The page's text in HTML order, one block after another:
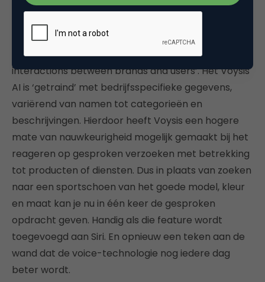
overname van het Ierse bedrijf Voysis door Apple.
Zo op het eerste oog niet zo spectaculair, maar het
geeft wel weer een belangrijk signaal af.
gespecialiseerd in ‘rich natural language
interactions between brands and users’. Het Voysis
AI is ‘getraind’ met bedrijfsspecifieke gegevens,
variërend van namen tot categorieën en
beschrijvingen. Hierdoor heeft Voysis een hogere
mate van nauwkeurigheid mogelijk gemaakt bij het
reageren op gesproken verzoeken met betrekking
tot producten of diensten. Dus in plaats van zoeken
naar een sportschoen van het goede model, kleur
en maat kan je nu in één keer de gesproken
opdracht geven. Handig als die feature wordt
toegevoegd aan Siri. En opnieuw een teken aan de
wand dat de voice-technologie nog iedere dag
beter wordt.